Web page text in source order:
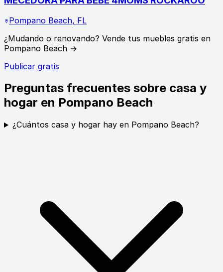
Pompano Beach, FL
¿Mudando o renovando? Vende tus muebles gratis en
Pompano Beach →
Publicar gratis
Preguntas frecuentes sobre casa y
hogar en Pompano Beach
¿Cuántos casa y hogar hay en Pompano Beach?